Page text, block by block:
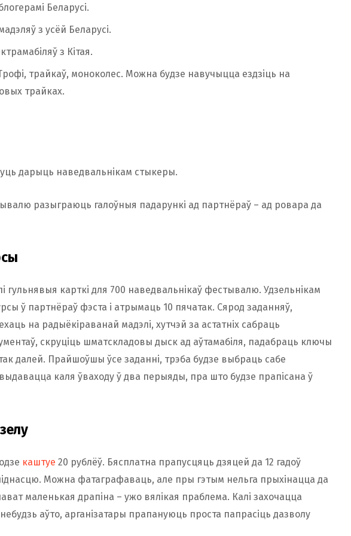
Беларусі.
з усёй Беларусі.
з Кітая.
трайкаў, моноколес. Можна будзе навучыцца ездзіць на
трайках.
дарыць наведвальнікам стыкеры.
разыграюць галоўныя падарункі ад партнёраў – ад ровара да
гульнявыя карткі для 700 наведвальнікаў фестывалю. Удзельнікам
ў партнёраў фэста і атрымаць 10 пячатак. Сярод заданняў,
на радыёкіраванай мадэлі, хутчэй за астатніх сабраць
скруціць шматскладовы дыск ад аўтамабіля, падабраць ключы
далей. Прайшоўшы ўсе заданні, трэба будзе выбраць сабе
каля ўваходу ў два перыяды, пра што будзе прапісана ў
каштуе 20 рублёў. Бясплатна прапусцяць дзяцей да 12 гадоў
Можна фатаграфаваць, але пры гэтым нельга прыхінацца да
маленькая драпіна – ужо вялікая праблема. Калі захочацца
аўто, арганізатары прапануюць проста папрасіць дазволу